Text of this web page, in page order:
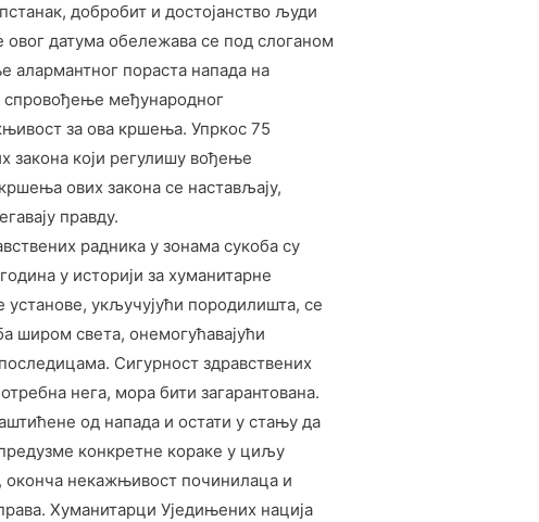
добробит и достојанство људи
датума обележава се под слоганом
алармантног пораста напада на
спровођење међународног
за ова кршења. Упркос 75
закона који регулишу вођење
ових закона се настављају,
правду.
радника у зонама сукоба су
у историји за хуманитарне
укључујући породилишта, се
широм света, онемогућавајући
Сигурност здравствених
нега, мора бити загарантована.
од напада и остати у стању да
конкретне кораке у циљу
оконча некажњивост починилаца и
Хуманитарци Уједињених нација